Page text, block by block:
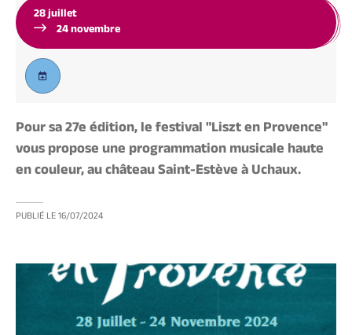
28juillet
24novembre
Pour sa 27e édition, le festival "Liszt en Provence"
vous propose une programmation musicale haute
en couleur, au château Saint-Estève à Uchaux.
PUBLIÉ LE16/07/2024